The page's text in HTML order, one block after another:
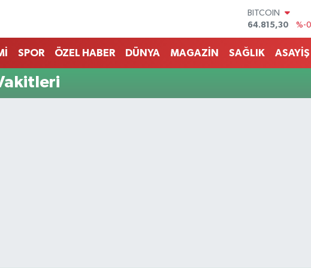
DOLAR
47,7436
%0.18
EURO
55,2510
%0.32
6660.55
%0
SPOR ÖZEL HABER DÜNYA MAGAZİN SAĞLIK ASAYİŞ